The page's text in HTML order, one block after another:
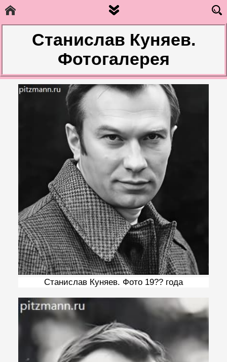
Станислав Куняев.
Фотогалерея
Станислав Куняев. Фото 19?? года